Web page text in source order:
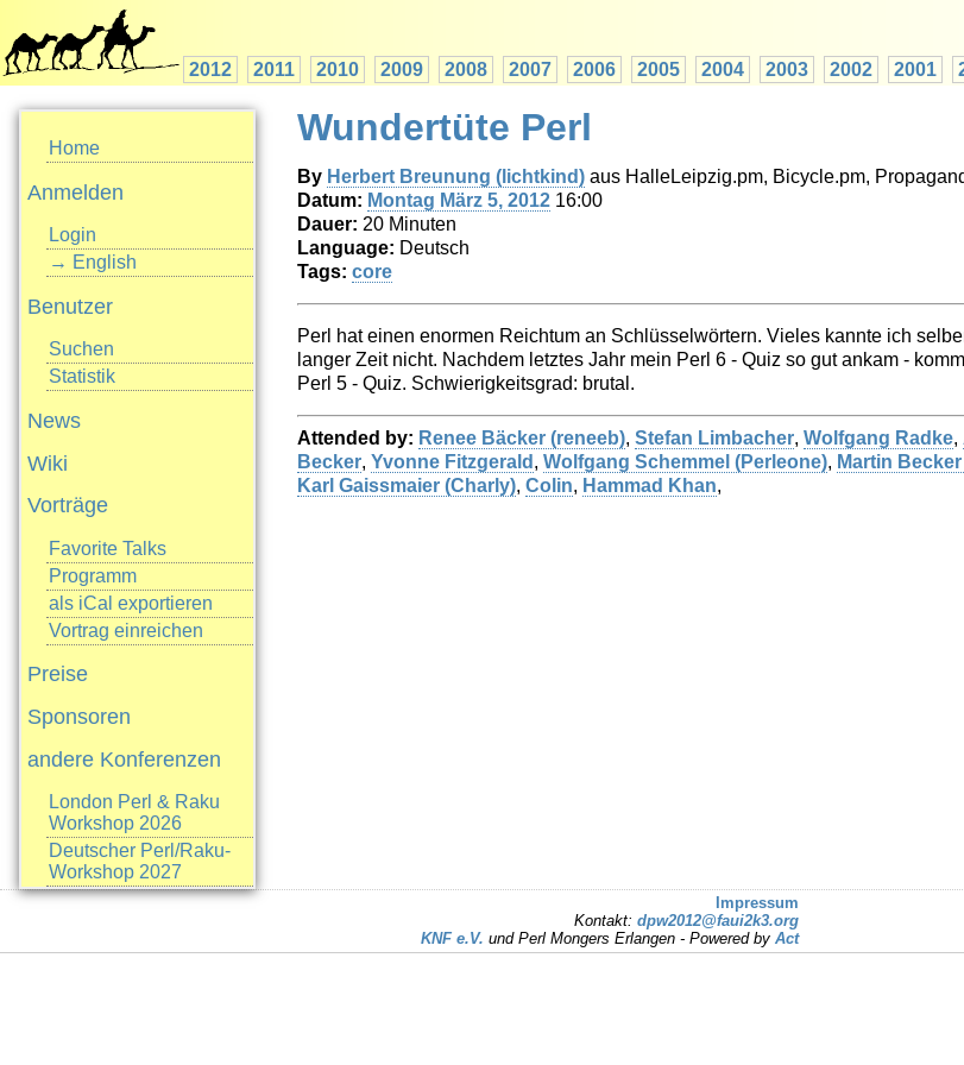
2012 2011 2010 2009 2008 2007 2006 2005 2004 2003 2002 2001
Home
Anmelden
Login
→ English
Benutzer
Suchen
Statistik
News
Wiki
Vorträge
Favorite Talks
Programm
als iCal exportieren
Vortrag einreichen
Preise
Sponsoren
andere Konferenzen
London Perl & Raku
Workshop 2026
Deutscher Perl/Raku-
Workshop 2027
Wundertüte Perl
By Herbert Breunung (‎lichtkind‎) aus HalleLeipzig.pm, Bicycle.pm,
Datum: Montag März 5, 2012 16:00
Dauer: 20 Minuten
Language: Deutsch
Tags: core
Perl hat einen enormen Reichtum an Schlüsselwörtern. Vieles kannte ich
langer Zeit nicht. Nachdem letztes Jahr mein Perl 6 - Quiz so gut ankam -
Perl 5 - Quiz. Schwierigkeitsgrad: brutal.
Attended by: Renee Bäcker (‎reneeb‎), Stefan Limbacher, Wolfgang Radke,
Becker, Yvonne Fitzgerald , Wolfgang Schemmel (‎Perleone‎), Martin
Karl Gaissmaier (‎Charly‎), Colin, Hammad Khan,
Impressum
Kontakt: dpw2012@faui2k3.org
KNF e.V. und Perl Mongers Erlangen - Powered by Act